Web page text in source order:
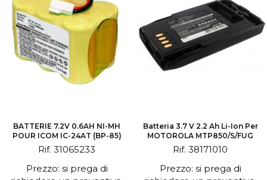
BATTERIE 7.2V 0.6AH NI-MH
POUR ICOM IC-24AT (BP-85)
Rif. 31065233
Prezzo: si prega di
Batteria 3.7 V 2.2 Ah Li-Ion Per
MOTOROLA MTP850/S/FUG
Rif. 38171010
Prezzo: si prega di